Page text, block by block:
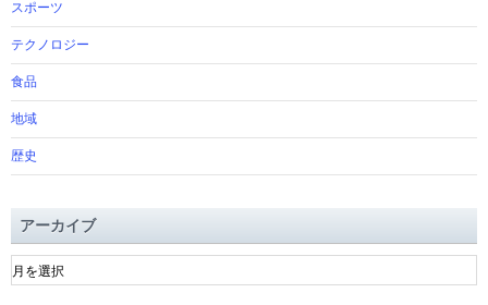
スポーツ
テクノロジー
食品
地域
歴史
アーカイブ
ア
ー